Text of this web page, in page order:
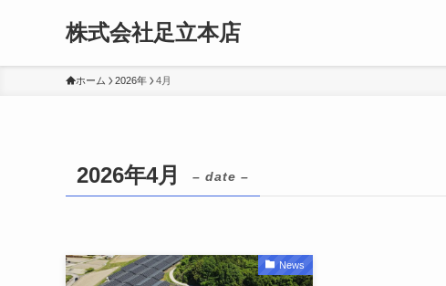
株式会社足立本店
ホーム 2026年 4月
2026年4月 – date –
News